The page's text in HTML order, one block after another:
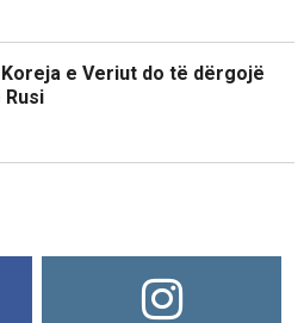
e Veriut do të dërgojë
Rusi